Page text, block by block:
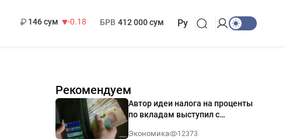
146 сум
-0.18
БРВ 412 000 сум Ру
Рекомендуем
Автор идеи налога на проценты
по вкладам выступил с
Экономика 12373